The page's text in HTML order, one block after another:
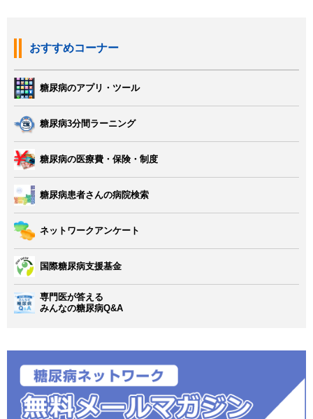
おすすめコーナー
糖尿病のアプリ・ツール
糖尿病3分間ラーニング
糖尿病の医療費・保険・制度
糖尿病患者さんの病院検索
ネットワークアンケート
国際糖尿病支援基金
専門医が答える
みんなの糖尿病Q&A